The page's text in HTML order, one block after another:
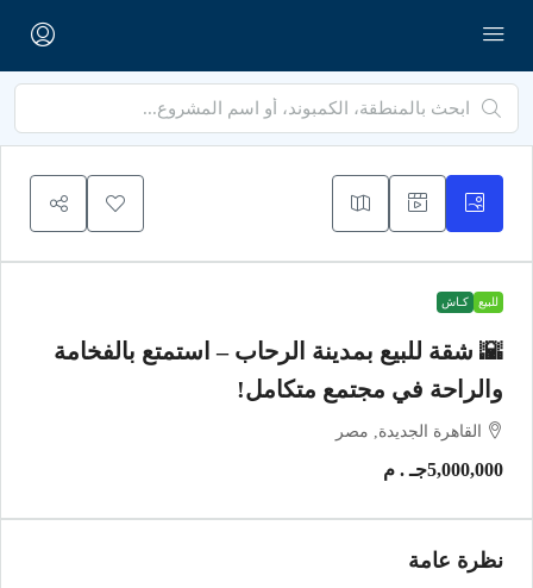
للبيع كـاش
🌇 شقة للبيع بمدينة الرحاب – استمتع بالفخامة
والراحة في مجتمع متكامل!
القاهرة الجديدة, مصر
5,000,000جـ . م
نظرة عامة